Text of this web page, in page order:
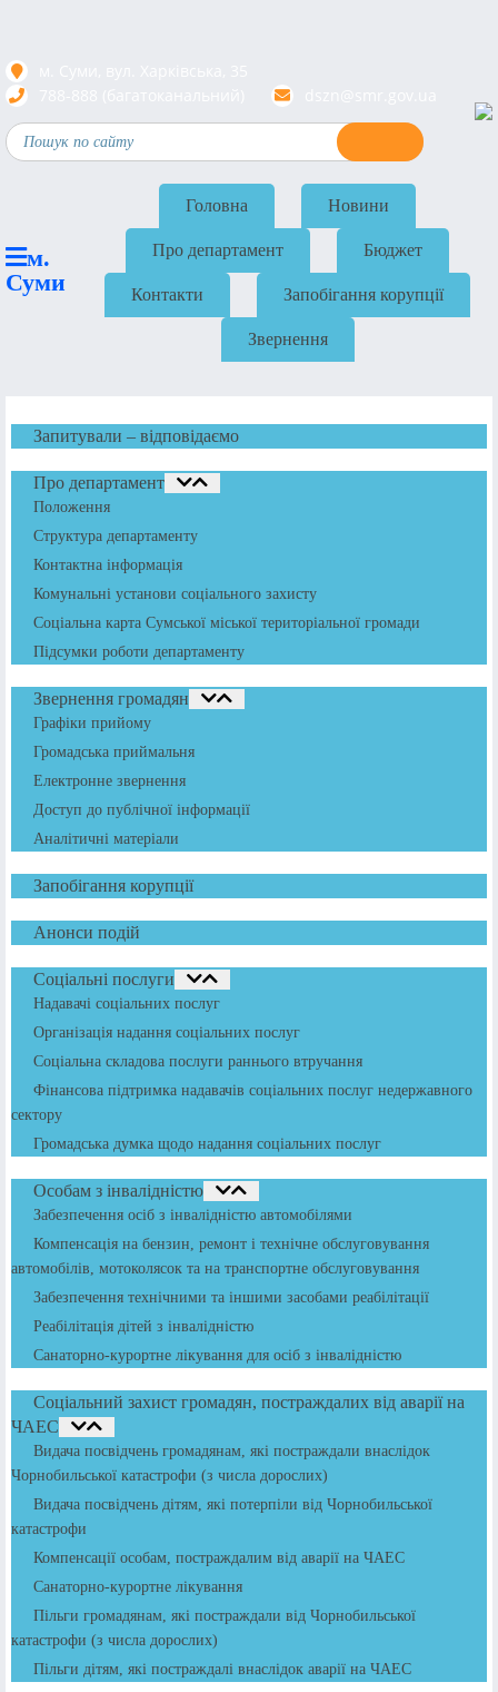
м.
Суми
Головна Новини
Про департамент Бюджет
Контакти Запобігання корупції
Звернення
Запитували – відповідаємо
Про департамент
Положення
Структура департаменту
Контактна інформація
Комунальні установи соціального захисту
Соціальна карта Сумської міської територіальної громади
Підсумки роботи департаменту
Звернення громадян
Графіки прийому
Громадська приймальня
Електронне звернення
Доступ до публічної інформації
Аналітичні матеріали
Запобігання корупції
Анонси подій
Соціальні послуги
Надавачі соціальних послуг
Організація надання соціальних послуг
Соціальна складова послуги раннього втручання
Фінансова підтримка надавачів соціальних послуг недержавного
сектору
Громадська думка щодо надання соціальних послуг
Особам з інвалідністю
Забезпечення осіб з інвалідністю автомобілями
Компенсація на бензин, ремонт і технічне обслуговування
автомобілів, мотоколясок та на транспортне обслуговування
Забезпечення технічними та іншими засобами реабілітації
Реабілітація дітей з інвалідністю
Санаторно-курортне лікування для осіб з інвалідністю
Соціальний захист громадян, постраждалих від аварії на
ЧАЕС
Видача посвідчень громадянам, які постраждали внаслідок
Чорнобильської катастрофи (з числа дорослих)
Видача посвідчень дітям, які потерпіли від Чорнобильської
катастрофи
Компенсації особам, постраждалим від аварії на ЧАЕС
Санаторно-курортне лікування
Пільги громадянам, які постраждали від Чорнобильської
катастрофи (з числа дорослих)
Пільги дітям, які постраждалі внаслідок аварії на ЧАЕС